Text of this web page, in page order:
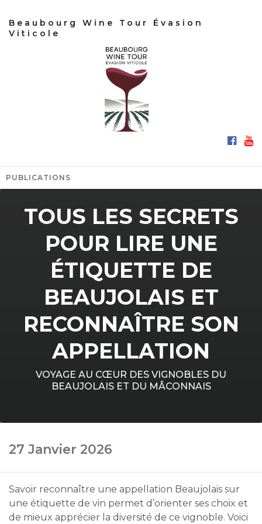
Beaubourg Wine Tour Évasion
Viticole
PUBLICATIONS
TOUS LES SECRETS
POUR LIRE UNE
ÉTIQUETTE DE
BEAUJOLAIS ET
RECONNAÎTRE SON
APPELLATION
VOYAGE AU CŒUR DES VIGNOBLES DU
BEAUJOLAIS ET DU MÂCONNAIS
27 Janvier 2026
Savoir reconnaître une appellation Beaujolais sur
une étiquette de vin permet d’orienter ses choix et
de mieux apprécier la diversité de ce vignoble. Voici